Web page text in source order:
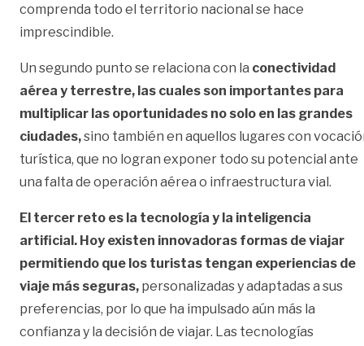
comprenda todo el territorio nacional se hace
imprescindible.
Un segundo punto se relaciona con la conectividad
aérea y terrestre, las cuales son importantes para
multiplicar las oportunidades no solo en las grandes
ciudades,sino también en aquellos lugares con
turística, que no logran exponer todo su potencial ante
una falta de operación aérea o infraestructura vial.
El tercer reto es la tecnología y la inteligencia
artificial. Hoy existen innovadoras formas de viajar
permitiendo que los turistas tengan experiencias de
viaje más seguras, personalizadas y adaptadas a sus
preferencias, por lo que ha impulsado aún más la
confianza y la decisión de viajar. Las tecnologías